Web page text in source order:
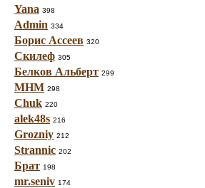
Yana 398
Admin 334
Борис Ассеев 320
Скилеф 305
Белков Альберт 299
МНМ 298
Chuk 220
alek48s 216
Grozniy 212
Strannic 202
Брат 198
mr.seniv 174